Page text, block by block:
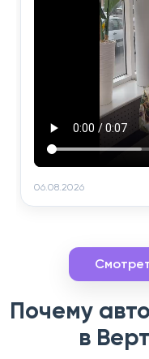
06.08.2026
Почему
в